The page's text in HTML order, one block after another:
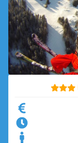
OPEN
SIMULATEUR
OPEN
DRÔNE